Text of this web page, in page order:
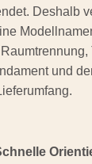
Deshalb
und